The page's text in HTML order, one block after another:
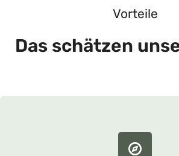
Vorteile
Das schätzen